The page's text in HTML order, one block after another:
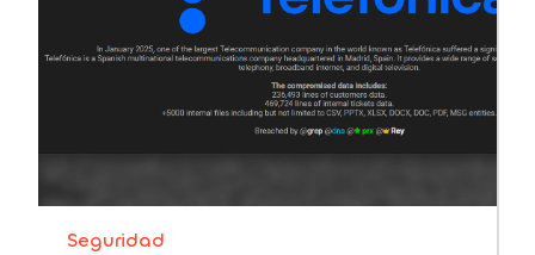
Seguridad